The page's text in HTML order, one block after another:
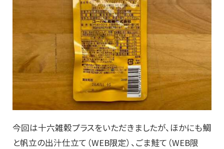
今回は十六雑穀プラスをいただきましたが、ほかにも鯛
と帆立の出汁仕立て（WEB限定）、ごま鮭て（WEB限